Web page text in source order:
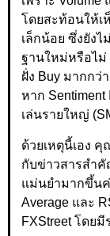
โดยสะท้อนให้เ
เล็กน้อย ซึ่งยัง
ฐานใหม่หรือไม่
ฝั่ง Buy มากกว่
หาก Sentiment
เล่นรายใหญ่
ด้วยเหตุนี้เอง
กับข่าวสารสำคั
แม่นยำมากขึ้นค่
Average และ
FXStreet โดยมี